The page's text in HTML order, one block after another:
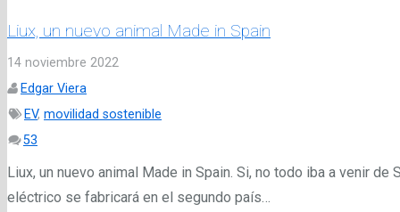
Liux, un nuevo animal Made in Spain
14 noviembre 2022
Edgar Viera
EV, movilidad sostenible
53
Liux, un nuevo animal Made in Spain. Si, no todo iba a venir
eléctrico se fabricará en el segundo país…